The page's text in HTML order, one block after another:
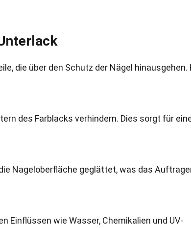
die über den Schutz der Nägel hinausgehen.
des Farblacks verhindern. Dies sorgt für
Nageloberfläche geglättet, was das
Einflüssen wie Wasser, Chemikalien und UV-